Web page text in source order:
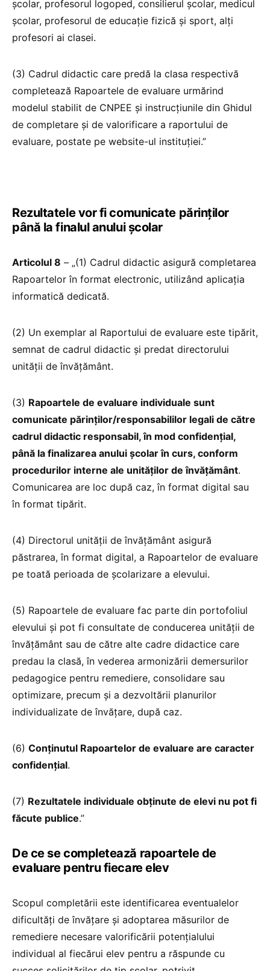
școlar, profesorul logoped, consilierul școlar, medicul
școlar, profesorul de educație fizică și sport, alți
profesori ai clasei.
(3) Cadrul didactic care predă la clasa respectivă
completează Rapoartele de evaluare urmărind
modelul stabilit de CNPEE și instrucțiunile din Ghidul
de completare și de valorificare a raportului de
evaluare, postate pe website-ul instituției.”
Rezultatele vor fi comunicate părinților
până la finalul anului școlar
Articolul 8 – „(1) Cadrul didactic asigură completarea
Rapoartelor în format electronic, utilizând aplicația
informatică dedicată.
(2) Un exemplar al Raportului de evaluare este tipărit,
semnat de cadrul didactic și predat directorului
unității de învățământ.
(3) Rapoartele de evaluare individuale sunt
comunicate părinților/responsabililor legali de către
cadrul didactic responsabil, în mod confidențial,
până la finalizarea anului școlar în curs, conform
procedurilor interne ale unităților de învățământ.
Comunicarea are loc după caz, în format digital sau
în format tipărit.
(4) Directorul unității de învățământ asigură
păstrarea, în format digital, a Rapoartelor de evaluare
pe toată perioada de școlarizare a elevului.
(5) Rapoartele de evaluare fac parte din portofoliul
elevului și pot fi consultate de conducerea unității de
învățământ sau de către alte cadre didactice care
predau la clasă, în vederea armonizării demersurilor
pedagogice pentru remediere, consolidare sau
optimizare, precum și a dezvoltării planurilor
individualizate de învățare, după caz.
(6) Conținutul Rapoartelor de evaluare are caracter
confidențial.
(7) Rezultatele individuale obținute de elevi nu pot fi
făcute publice.”
De ce se completează rapoartele de
evaluare pentru fiecare elev
Scopul completării este identificarea eventualelor
dificultăți de învățare și adoptarea măsurilor de
remediere necesare valorificării potențialului
individual al fiecărui elev pentru a răspunde cu